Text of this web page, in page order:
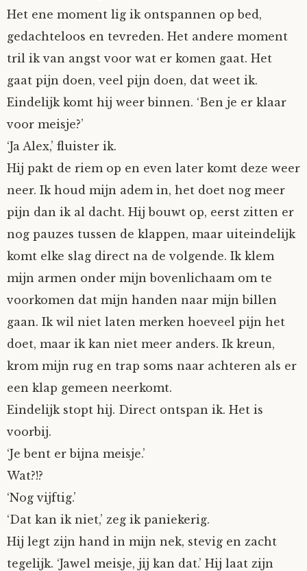
Het ene moment lig ik ontspannen op bed,
gedachteloos en tevreden. Het andere moment
tril ik van angst voor wat er komen gaat. Het
gaat pijn doen, veel pijn doen, dat weet ik.
Eindelijk komt hij weer binnen. ‘Ben je er klaar
voor meisje?’
‘Ja Alex,’ fluister ik.
Hij pakt de riem op en even later komt deze weer
neer. Ik houd mijn adem in, het doet nog meer
pijn dan ik al dacht. Hij bouwt op, eerst zitten er
nog pauzes tussen de klappen, maar uiteindelijk
komt elke slag direct na de volgende. Ik klem
mijn armen onder mijn bovenlichaam om te
voorkomen dat mijn handen naar mijn billen
gaan. Ik wil niet laten merken hoeveel pijn het
doet, maar ik kan niet meer anders. Ik kreun,
krom mijn rug en trap soms naar achteren als er
een klap gemeen neerkomt.
Eindelijk stopt hij. Direct ontspan ik. Het is
voorbij.
‘Je bent er bijna meisje.’
Wat?!?
‘Nog vijftig.’
‘Dat kan ik niet,’ zeg ik paniekerig.
Hij legt zijn hand in mijn nek, stevig en zacht
tegelijk. ‘Jawel meisje, jij kan dat.’ Hij laat zijn